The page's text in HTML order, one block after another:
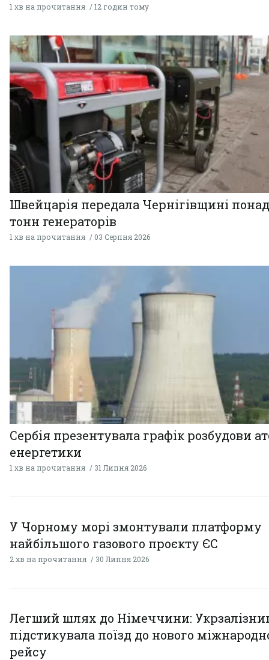
1 хв на прочитання 12 годин тому
Швейцарія передала Чернігівщині
тонн генераторів
1 хв на прочитання 03 Серпня 2026
Сербія презентувала графік розбудови
енергетики
1 хв на прочитання 31 Липня 2026
У Чорному морі змонтували платформу
найбільшого газового проєкту ЄС
2 хв на прочитання 30 Липня 2026
Легший шлях до Німеччини:
підстикувала поїзд до нового
рейсу